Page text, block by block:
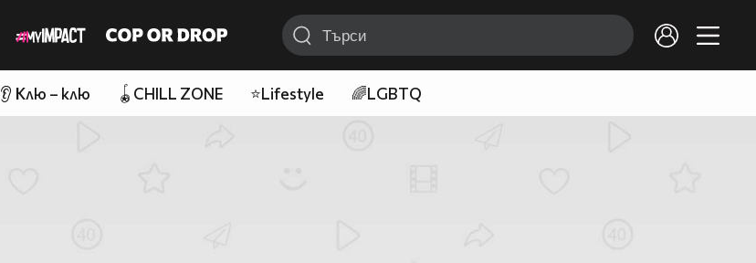
👂 Клю – клю 🪀CHILL ZONE ⭐Lifestyle 🌈LGBTQ